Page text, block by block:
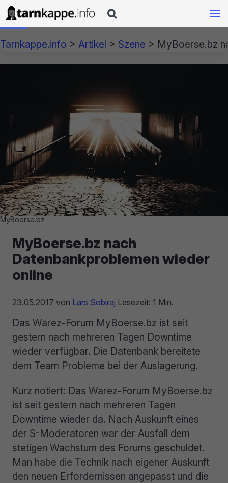

Tarnkappe.info > Artikel > Szene > MyBoerse.bz
MyBoerse.bz
MyBoerse.bz nach
Datenbankproblemen wieder
online
23.05.2017 von Lars Sobiraj Lesezeit: 1 Min.
Das Warez-Forum MyBoerse.bz ist seit
gestern nach mehreren Tagen Downtime
wieder verfügbar. Die Datenbank bereitete
dem Team Probleme bei der Auslagerung.
Kurz notiert: Das Warez-Forum MyBoerse.bz
ist seit gestern nach mehreren Tagen
Downtime wieder da. Nach Auskunft eines
der S-Moderatoren war der Ausfall dem
stetigen Wachstum des Forums geschuldet.
Man habe die Technik nach eigener Auskunft
den neuen Erfordernissen angepasst und die